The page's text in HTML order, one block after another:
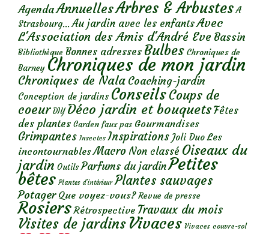
AgendaAnnuellesArbres & Arbustes A
Strasbourg... Au jardin avec les enfantsAvec
L'Association des Amis d'André Eve Bassin
Bibliothèque Bonnes adresses Bulbes Chroniques de
Barney Chroniques de mon jardin
Chroniques de Nala Coaching-jardin
Conception de jardins ConseilsCoups de
coeur DIY Déco jardin et bouquetsFêtes
des plantes Garden faux pas Gourmandises
Grimpantes Insectes Inspirations Joli Duo Les
incontournables Macro Non classé Oiseaux du
jardin Outils Parfums du jardinPetites
bêtes Plantes d’intérieur Plantes sauvages
Potager Que voyez-vous? Revue de presse
Rosiers Rétrospective Travaux du mois
Visites de jardins Vivaces Vivaces couvre-sol